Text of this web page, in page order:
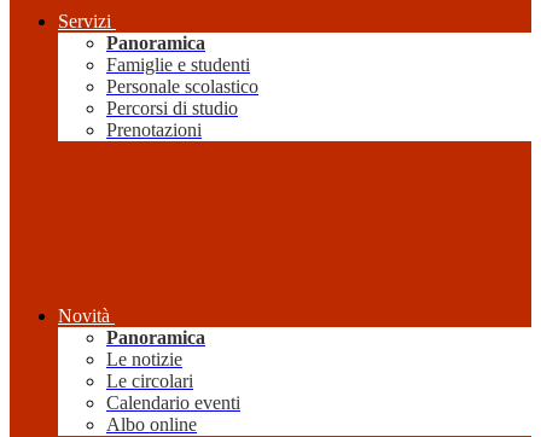
Servizi
Panoramica
Famiglie e studenti
Personale scolastico
Percorsi di studio
Prenotazioni
Novità
Panoramica
Le notizie
Le circolari
Calendario eventi
Albo online